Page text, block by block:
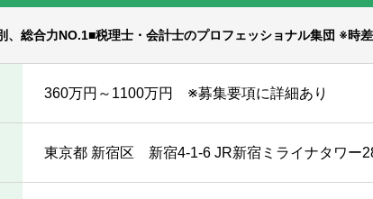
ム
、総合力NO.1■税理士・会計士のプロフェッショナル集団 ※時
360万円～1100万円 ※募集要項に詳細あり
東京都 新宿区 新宿4-1-6 JR新宿ミライナタワー